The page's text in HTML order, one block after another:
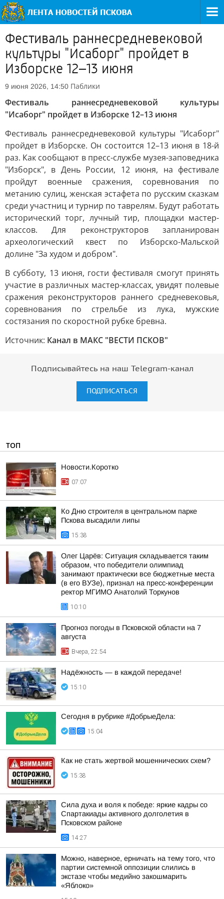
Фестиваль раннесредневековой
культуры "Исаборг" пройдет в
Изборске 12–13 июня
9 июня 2026, 14:50 Паблики
Фестиваль раннесредневековой культуры
"Исаборг" пройдет в Изборске 12–13 июня
Фестиваль раннесредневековой культуры "Исаборг"
пройдет в Изборске. Он состоится 12–13 июня в 18-й
раз. Как сообщают в пресс-службе музея-заповедника
"Изборск", в День России, 12 июня, на фестивале
пройдут военные сражения, соревнования по
метанию сулиц, женская эстафета по русским сказкам
среди участниц и турнир по таврелям. Будут работать
исторический торг, лучный тир, площадки мастер-
классов. Для реконструкторов запланирован
археологический квест по Изборско-Мальской
долине "За худом и добром".
В субботу, 13 июня, гости фестиваля смогут принять
участие в различных мастер-классах, увидят полевые
сражения реконструкторов раннего средневековья,
соревнования по стрельбе из лука, мужские
состязания по скоростной рубке бревна.
Источник: Канал в МАКС "ВЕСТИ ПСКОВ"
Подписывайтесь на наш Telegram-канал
ПОДПИСАТЬСЯ
ТОП
Новости.Коротко
07:07
Ко Дню строителя в центральном парке
Пскова высадили липы
15:38
Олег Царёв: Ситуация складывается таким
образом, что победители олимпиад
занимают практически все бюджетные места
(в его ВУЗе), признал на пресс-конференции
ректор МГИМО Анатолий Торкунов
10:10
Прогноз погоды в Псковской области на 7
августа
Вчера, 22:54
Надёжность — в каждой передаче!
15:10
Сегодня в рубрике #ДобрыеДела:
15:04
Как не стать жертвой мошеннических схем?
15:38
Сила духа и воля к победе: яркие кадры со
Спартакиады активного долголетия в
Псковском районе
14:27
Можно, наверное, ерничать на тему того, что
партии системной оппозиции слились в
экстазе чтобы медийно закошмарить
«Яблоко»